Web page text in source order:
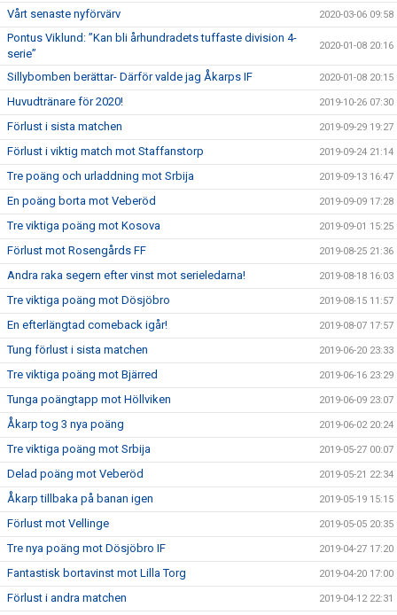
Vårt senaste nyförvärv 2020-03-06 09:58
Pontus Viklund: ”Kan bli århundradets tuffaste division 4-
serie”
2020-01-08 20:16
Sillybomben berättar- Därför valde jag Åkarps IF 2020-01-08 20:15
Huvudtränare för 2020! 2019-10-26 07:30
Förlust i sista matchen 2019-09-29 19:27
Förlust i viktig match mot Staffanstorp 2019-09-24 21:14
Tre poäng och urladdning mot Srbija 2019-09-13 16:47
En poäng borta mot Veberöd 2019-09-09 17:28
Tre viktiga poäng mot Kosova 2019-09-01 15:25
Förlust mot Rosengårds FF 2019-08-25 21:36
Andra raka segern efter vinst mot serieledarna! 2019-08-18 16:03
Tre viktiga poäng mot Dösjöbro 2019-08-15 11:57
En efterlängtad comeback igår! 2019-08-07 17:57
Tung förlust i sista matchen 2019-06-20 23:33
Tre viktiga poäng mot Bjärred 2019-06-16 23:29
Tunga poängtapp mot Höllviken 2019-06-09 23:07
Åkarp tog 3 nya poäng 2019-06-02 20:24
Tre viktiga poäng mot Srbija 2019-05-27 00:07
Delad poäng mot Veberöd 2019-05-21 22:34
Åkarp tillbaka på banan igen 2019-05-19 15:15
Förlust mot Vellinge 2019-05-05 20:35
Tre nya poäng mot Dösjöbro IF 2019-04-27 17:20
Fantastisk bortavinst mot Lilla Torg 2019-04-20 17:00
Förlust i andra matchen 2019-04-12 22:31